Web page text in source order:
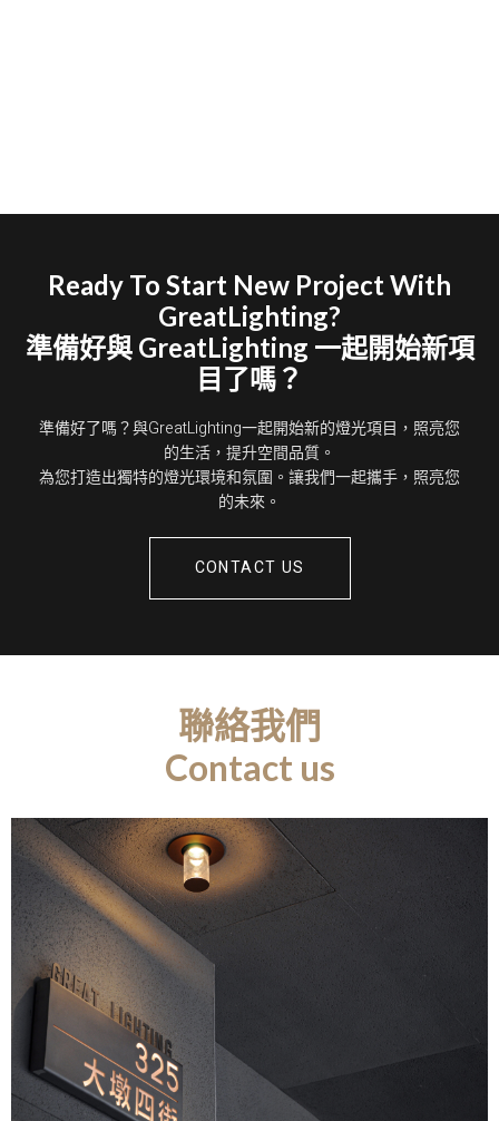
Ready To Start New Project With
GreatLighting?
準備好與 GreatLighting 一起開始新項
目了嗎？
準備好了嗎？與GreatLighting一起開始新的燈光項目，照亮您
的生活，提升空間品質。
為您打造出獨特的燈光環境和氛圍。讓我們一起攜手，照亮您
的未來。
CONTACT US
聯絡我們
Contact us